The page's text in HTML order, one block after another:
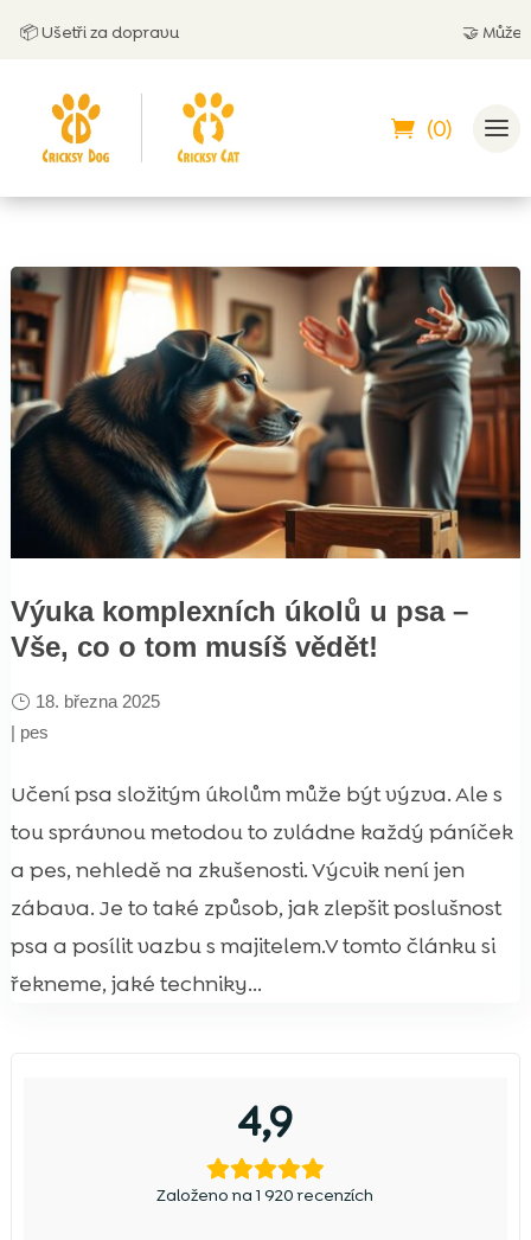
Ušetři za dopravu Můžeš
(0)
Výuka komplexních úkolů u psa –
Vše, co o tom musíš vědět!
18. března 2025
| pes
Učení psa složitým úkolům může být výzva. Ale s
tou správnou metodou to zvládne každý páníček
a pes, nehledě na zkušenosti. Výcvik není jen
zábava. Je to také způsob, jak zlepšit poslušnost
psa a posílit vazbu s majitelem.V tomto článku si
řekneme, jaké techniky...
4,9
Založeno na 1 920 recenzích